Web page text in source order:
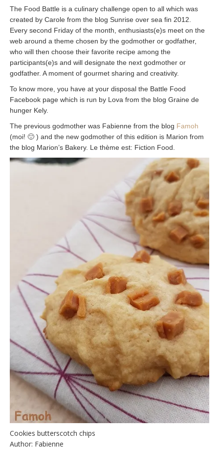
The Food Battle is a culinary challenge open to all which was
created by Carole from the blog Sunrise over sea fin 2012.
Every second Friday of the month, enthusiasts(e)s meet on the
web around a theme chosen by the godmother or godfather,
who will then choose their favorite recipe among the
participants(e)s and will designate the next godmother or
godfather. A moment of gourmet sharing and creativity.
To know more, you have at your disposal the Battle Food
Facebook page which is run by Lova from the blog Graine de
hunger Kely.
The previous godmother was Fabienne from the blog Famoh
(moi! 🙂 ) and the new godmother of this edition is Marion from
the blog Marion’s Bakery. Le thème est: Fiction Food.
Cookies butterscotch chips
Author: Fabienne